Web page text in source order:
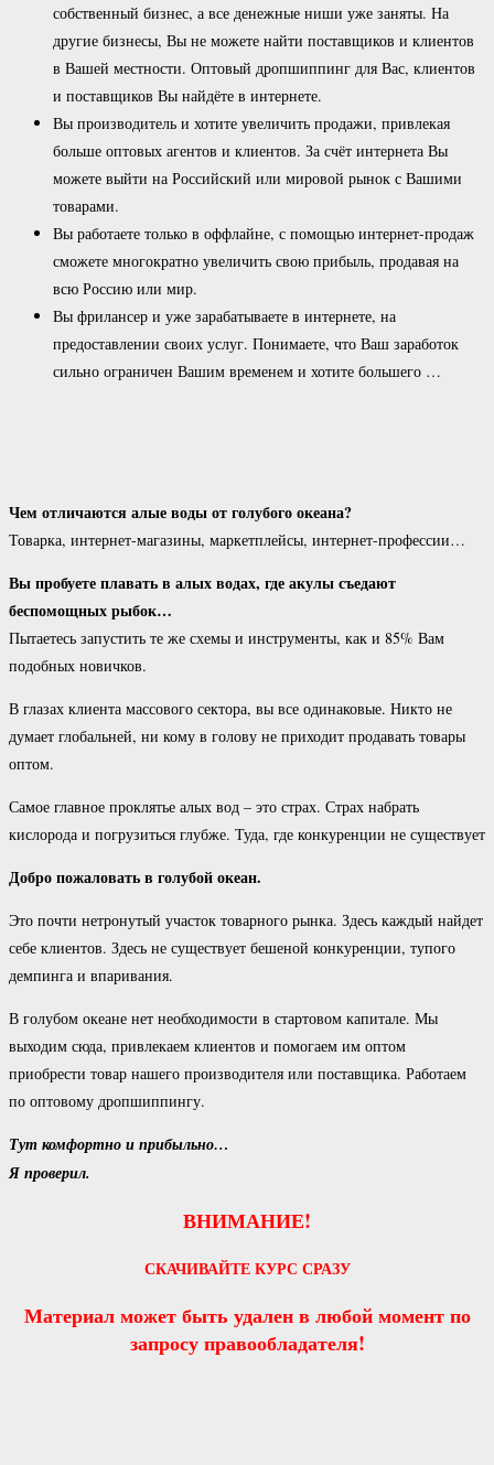
собственный бизнес, а все денежные ниши уже заняты. На
другие бизнесы, Вы не можете найти поставщиков и клиентов
в Вашей местности. Оптовый дропшиппинг для Вас, клиентов
и поставщиков Вы найдёте в интернете.
Вы производитель и хотите увеличить продажи, привлекая
больше оптовых агентов и клиентов. За счёт интернета Вы
можете выйти на Российский или мировой рынок с Вашими
товарами.
Вы работаете только в оффлайне, с помощью интернет-продаж
сможете многократно увеличить свою прибыль, продавая на
всю Россию или мир.
Вы фрилансер и уже зарабатываете в интернете, на
предоставлении своих услуг. Понимаете, что Ваш заработок
сильно ограничен Вашим временем и хотите большего …
Чем отличаются алые воды от голубого океана?
Товарка, интернет-магазины, маркетплейсы, интернет-профессии…
Вы пробуете плавать в алых водах, где акулы съедают
беспомощных рыбок…
Пытаетесь запустить те же схемы и инструменты, как и 85% Вам
подобных новичков.
В глазах клиента массового сектора, вы все одинаковые. Никто не
думает глобальней, ни кому в голову не приходит продавать товары
оптом.
Самое главное проклятье алых вод – это страх. Страх набрать
кислорода и погрузиться глубже. Туда, где конкуренции не существует
Добро пожаловать в голубой океан.
Это почти нетронутый участок товарного рынка. Здесь каждый найдет
себе клиентов. Здесь не существует бешеной конкуренции, тупого
демпинга и впаривания.
В голубом океане нет необходимости в стартовом капитале. Мы
выходим сюда, привлекаем клиентов и помогаем им оптом
приобрести товар нашего производителя или поставщика. Работаем
по оптовому дропшиппингу.
Тут комфортно и прибыльно…
Я проверил.
ВНИМАНИЕ!
СКАЧИВАЙТЕ КУРС СРАЗУ
Материал может быть удален в любой момент по
запросу правообладателя!